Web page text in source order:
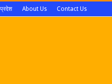
About Us Contact Us